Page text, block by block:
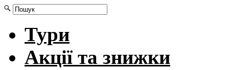
Тури
Акції та знижки